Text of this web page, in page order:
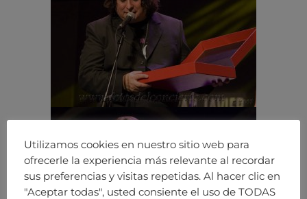
Utilizamos cookies en nuestro sitio web para
ofrecerle la experiencia más relevante al recordar
sus preferencias y visitas repetidas. Al hacer clic en
"Aceptar todas", usted consiente el uso de TODAS